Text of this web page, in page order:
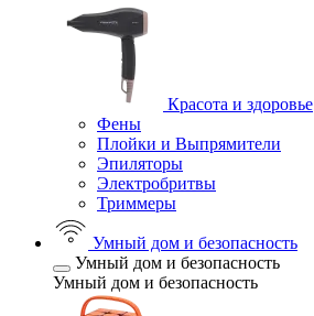
Красота и здоровье
Фены
Плойки и Выпрямители
Эпиляторы
Электробритвы
Триммеры
Умный дом и безопасность
Умный дом и безопасность
Умный дом и безопасность